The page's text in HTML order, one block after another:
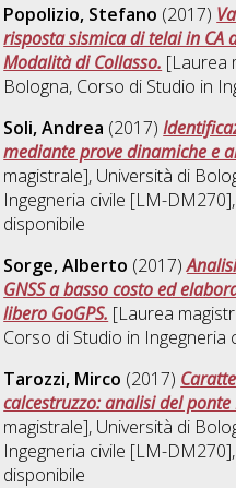
Popolizio, Stefano (2017)
risposta sismica di telai in CA
Modalità di Collasso. [Laurea
Bologna, Corso di Studio in
Soli, Andrea (2017)
mediante prove dinamiche e
magistrale], Università di
Ingegneria civile [LM-DM270]
disponibile
Sorge, Alberto (2017)
GNSS a basso costo ed
libero GoGPS. [Laurea
Corso di Studio in Ingegneria
Tarozzi, Mirco (2017)
calcestruzzo: analisi del
magistrale], Università di
Ingegneria civile [LM-DM270]
disponibile